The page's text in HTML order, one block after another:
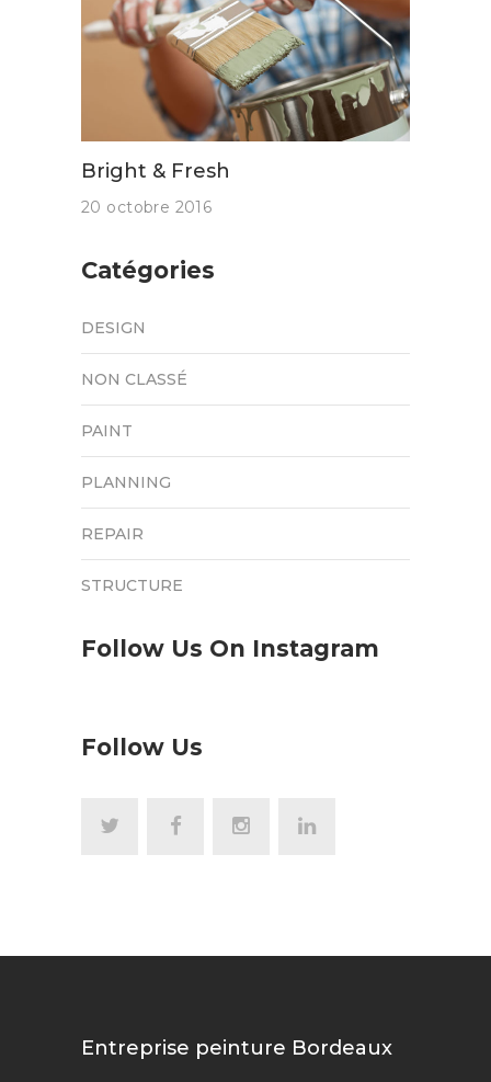
Bright & Fresh
20 octobre 2016
Catégories
DESIGN
NON CLASSÉ
PAINT
PLANNING
REPAIR
STRUCTURE
Follow Us On Instagram
Follow Us
Entreprise peinture Bordeaux